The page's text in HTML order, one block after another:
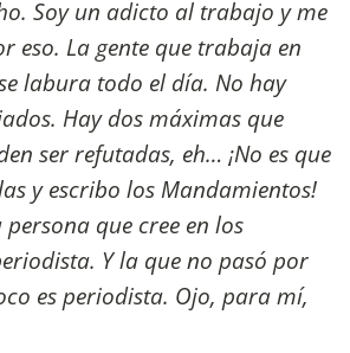
Soy un adicto al trabajo y me
eso. La gente que trabaja en
labura todo el día. No hay
Hay dos máximas que
ser refutadas, eh… ¡No es que
y escribo los Mandamientos!
que cree en los
Y la que no pasó por
es periodista. Ojo, para mí,